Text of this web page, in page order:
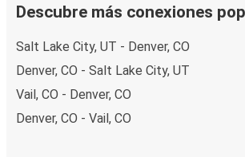
Descubre más conexiones
Salt Lake City, UT - Denver, CO
Denver, CO - Salt Lake City, UT
Vail, CO - Denver, CO
Denver, CO - Vail, CO